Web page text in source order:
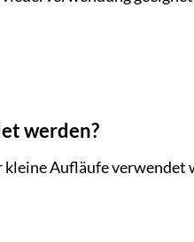
werden?
kleine Aufläufe verwendet